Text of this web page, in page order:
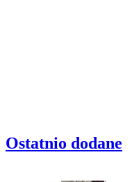
Ostatnio dodane